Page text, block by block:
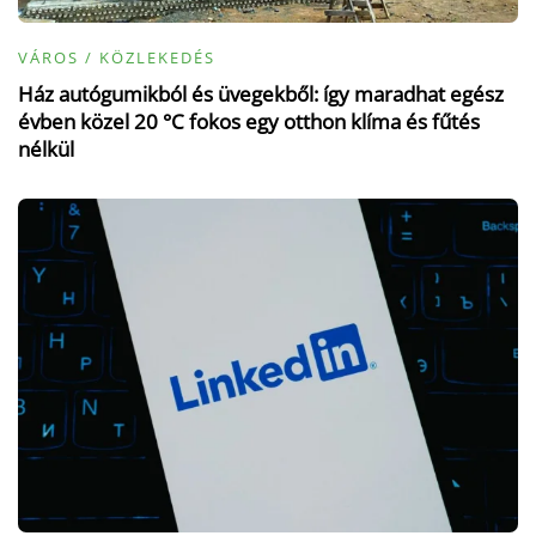
VÁROS / KÖZLEKEDÉS
Ház autógumikból és üvegekből: így maradhat egész
évben közel 20 °C fokos egy otthon klíma és fűtés
nélkül